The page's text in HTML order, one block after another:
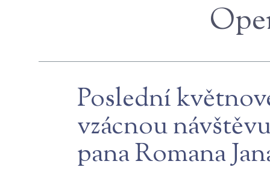
Poslední
vzácnou
pana Romana